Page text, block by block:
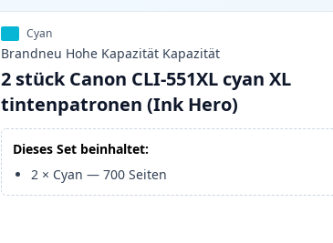
Cyan
Brandneu Hohe Kapazität Kapazität
2 stück Canon CLI-551XL cyan XL
tintenpatronen (Ink Hero)
Dieses Set beinhaltet:
2 × Cyan —700 Seiten